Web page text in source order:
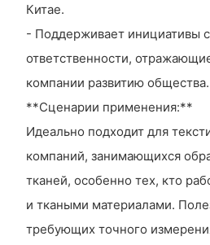
Китае.
- Поддерживает инициативы
ответственности,
компании развитию общества.
**Сценарии применения:**
Идеально подходит для
компаний, занимающихся
тканей, особенно тех, кто
и ткаными материалами.
требующих точного